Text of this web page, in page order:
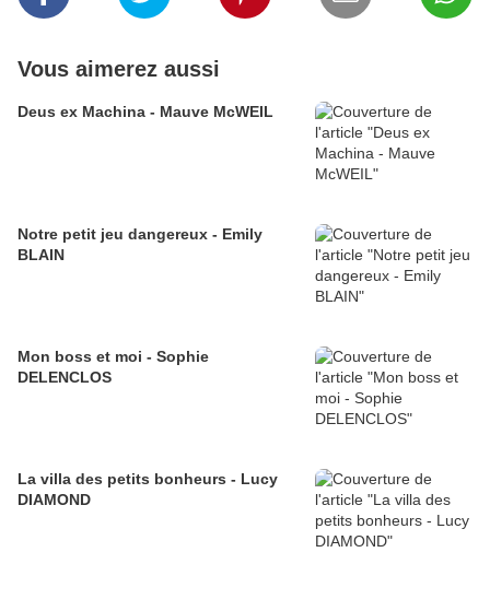
Vous aimerez aussi
Deus ex Machina - Mauve McWEIL
Notre petit jeu dangereux - Emily
BLAIN
Mon boss et moi - Sophie
DELENCLOS
La villa des petits bonheurs - Lucy
DIAMOND